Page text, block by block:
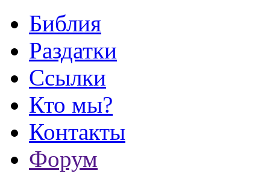
Библия
Раздатки
Ссылки
Кто мы?
Контакты
Форум